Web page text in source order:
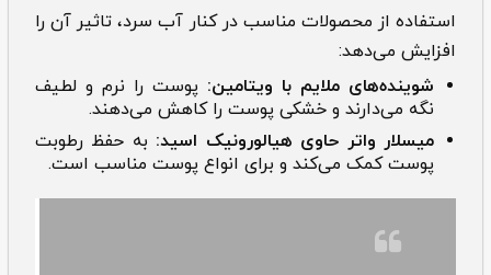
استفاده از محصولات مناسب در کنار آب سرد، تاثیر آن را
افزایش می‌دهد:
شوینده‌های ملایم با ویتامین: پوست را نرم و لطیف
نگه می‌دارند و خشکی پوست را کاهش می‌دهند.
میسلار واتر حاوی هیالورونیک اسید: به حفظ رطوبت
پوست کمک می‌کند و برای انواع پوست مناسب است.